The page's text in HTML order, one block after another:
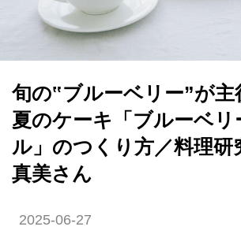
旬の‟ブルーベリー”が主
夏のケーキ「ブルーベリ
ル」のつくり方／料理研
真美さん
2025-06-27